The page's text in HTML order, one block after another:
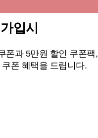
입시
폰과 5만원 할인 쿠폰팩,
폰 혜택을 드립니다.